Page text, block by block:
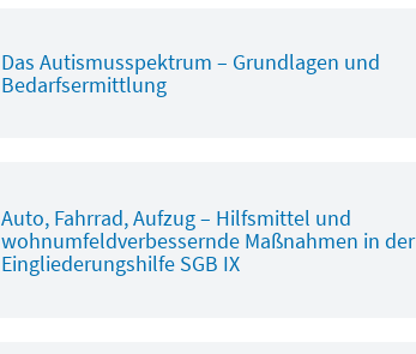
Das Autismusspektrum – Grundlagen und
Bedarfsermittlung
Auto, Fahrrad, Aufzug – Hilfsmittel und
wohnumfeldverbessernde Maßnahmen in der
Eingliederungshilfe SGB IX